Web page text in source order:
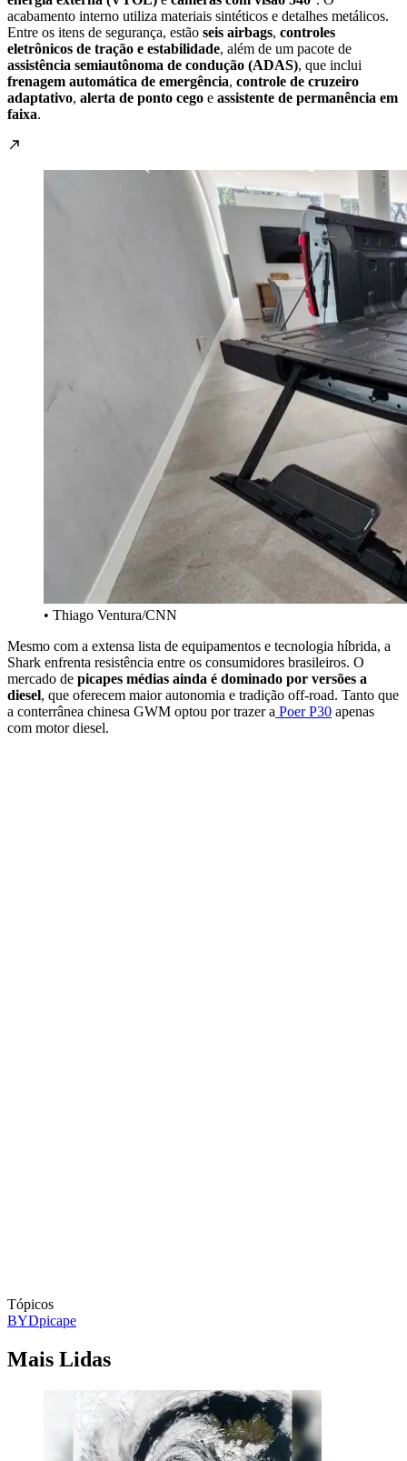
acabamento interno utiliza materiais sintéticos e detalhes metálicos.
Entre os itens de segurança, estão seis airbags, controles
eletrônicos de tração e estabilidade, além de um pacote de
assistência semiautônoma de condução (ADAS), que inclui
frenagem automática de emergência, controle de cruzeiro
adaptativo, alerta de ponto cego e assistente de permanência em
faixa.
• Thiago Ventura/CNN
Mesmo com a extensa lista de equipamentos e tecnologia híbrida, a
Shark enfrenta resistência entre os consumidores brasileiros. O
mercado de picapes médias ainda é dominado por versões a
diesel, que oferecem maior autonomia e tradição off-road. Tanto que
a conterrânea chinesa GWM optou por trazer a Poer P30 apenas
com motor diesel.
Tópicos
BYDpicape
Mais Lidas